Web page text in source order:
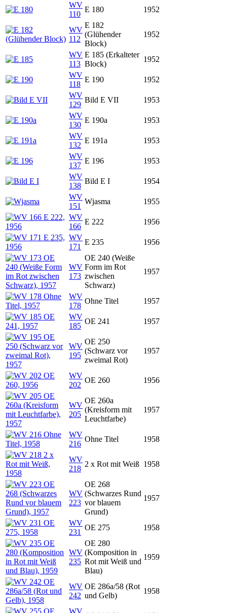
WV
110
E 180 1952
WV
112
E 182
(Glühender
Block)
1952
WV
113
E 185 (Erkalteter
Block)
1952
WV
118
E 190
1952
WV
129
Bild E VII
1953
WV
130
E 190a
1953
WV
132
E 191a
1953
WV
137
E 196
1953
WV
138
Bild E I
1954
WV
151
Wjasma
1955
WV
166
E 222
1956
WV
171
E 235 1956
WV
173
OE 240 (Weiße
Form im Rot
zwischen
Schwarz)
1957
WV
178
Ohne Titel
1957
WV
185
OE 241 1957
WV
195
OE 250
(Schwarz vor
zweimal Rot)
1957
WV
202
OE 260 1956
WV
205
OE 260a
(Kreisform mit
Leuchtfarbe)
1957
WV
216
Ohne Titel 1958
WV
218
2 x Rot mit Weiß 1958
WV
223
OE 268
(Schwarzes Rund
vor blauem
Grund)
1957
WV
231
OE 275 1958
WV
235
OE 280
(Komposition in
Rot mit Weiß und
Blau)
1959
WV
242
OE 286a/58 (Rot
und Gelb)
1958
WV